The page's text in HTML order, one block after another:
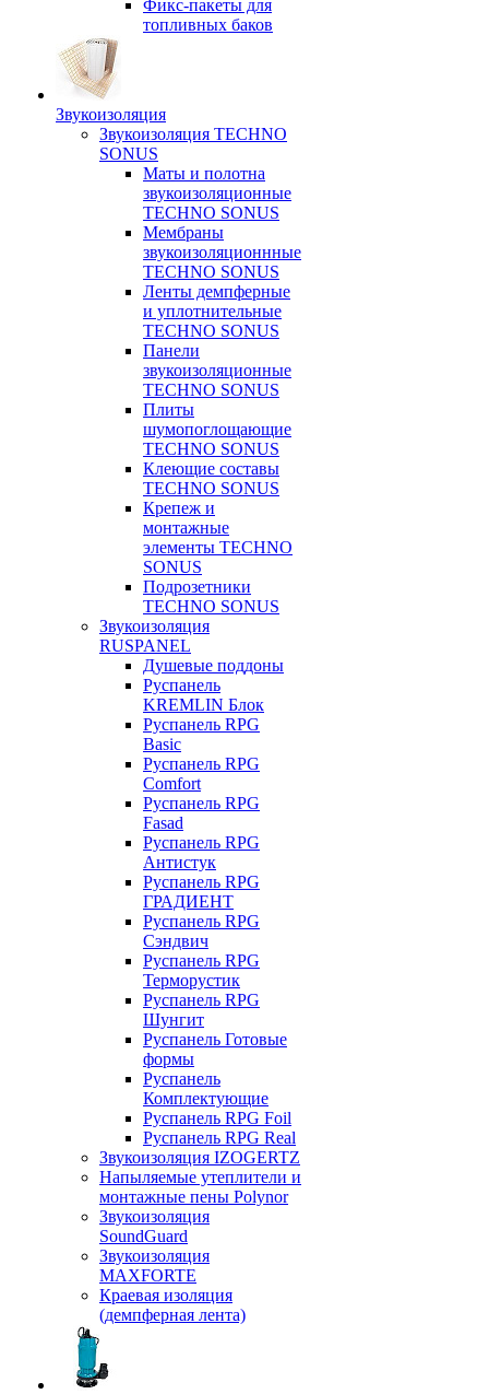
Фикс-пакеты для
топливных баков
Звукоизоляция
Звукоизоляция TECHNO
SONUS
Маты и полотна
звукоизоляционные
TECHNO SONUS
Мембраны
звукоизоляционнные
TECHNO SONUS
Ленты демпферные
и уплотнительные
TECHNO SONUS
Панели
звукоизоляционные
TECHNO SONUS
Плиты
шумопоглощающие
TECHNO SONUS
Клеющие составы
TECHNO SONUS
Крепеж и
монтажные
элементы TECHNO
SONUS
Подрозетники
TECHNO SONUS
Звукоизоляция
RUSPANEL
Душевые поддоны
Руспанель
KREMLIN Блок
Руспанель RPG
Basic
Руспанель RPG
Comfort
Руспанель RPG
Fasad
Руспанель RPG
Антистук
Руспанель RPG
ГРАДИЕНТ
Руспанель RPG
Сэндвич
Руспанель RPG
Терморустик
Руспанель RPG
Шунгит
Руспанель Готовые
формы
Руспанель
Комплектующие
Руспанель RPG Foil
Руспанель RPG Real
Звукоизоляция IZOGERTZ
Напыляемые утеплители и
монтажные пены Polynor
Звукоизоляция
SoundGuard
Звукоизоляция
MAXFORTE
Краевая изоляция
(демпферная лента)